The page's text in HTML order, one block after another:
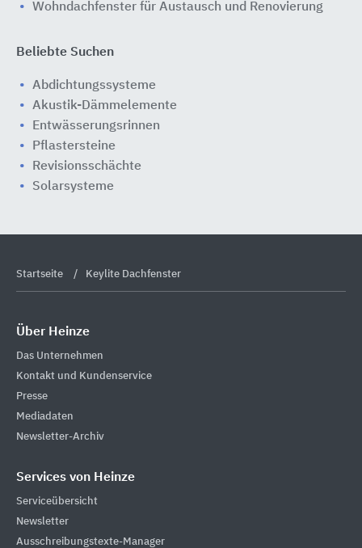
Wohndachfenster für Austausch und Renovierung
Beliebte Suchen
Abdichtungssysteme
Akustik-Dämmelemente
Entwässerungsrinnen
Pflastersteine
Revisionsschächte
Solarsysteme
Startseite Keylite Dachfenster
Über Heinze
Das Unternehmen
Kontakt und Kundenservice
Presse
Mediadaten
Newsletter-Archiv
Services von Heinze
Serviceübersicht
Newsletter
Ausschreibungstexte-Manager